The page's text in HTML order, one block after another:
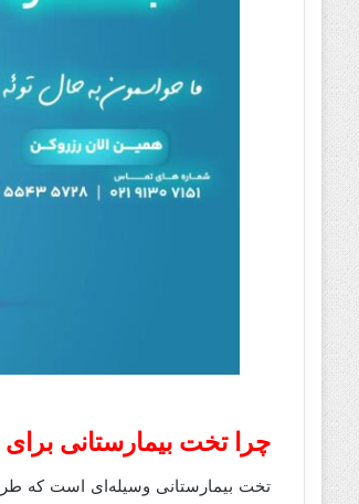
چرا تخت بیمارستانی
تخت بیمارستانی وسیله‌ای است که